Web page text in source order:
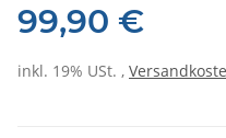
99,90 €
inkl. 19% USt. ,